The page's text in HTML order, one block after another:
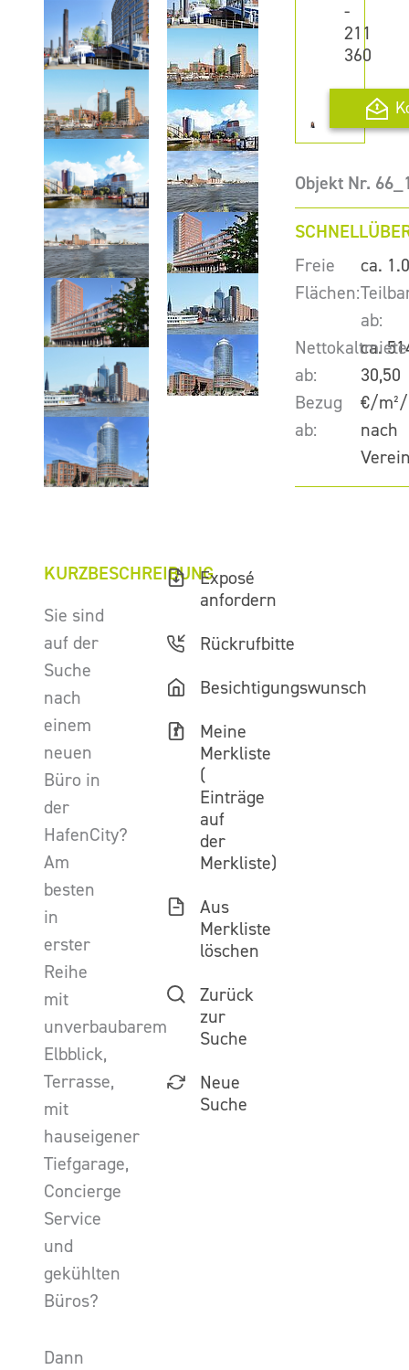
-
211
360
Objekt Nr.
Freie
Flächen:
ca.
ab:
ca.
Nettokaltmiete
ab:
30,50
€/
Bezug
ab:
nach
KURZBESCHREIBUNG
Sie sind
auf der
Suche
nach
einem
neuen
Büro in
der
HafenCity?
Am
besten
in
erster
Reihe
mit
unverbaubarem
Elbblick,
Terrasse,
mit
hauseigener
Tiefgarage,
Concierge
Service
und
gekühlten
Büros?
Dann
Exposé
anfordern
Rückrufbitte
Besichtigungswunsch
Meine
Merkliste
(
Einträge
auf
der
Merkliste)
Aus
Merkliste
löschen
Zurück
zur
Suche
Neue
Suche